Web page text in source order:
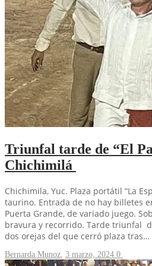
Triunfal tarde de “El
Chichimilá
Chichimila, Yuc. Plaza portátil “La
taurino. Entrada de no hay billetes
Puerta Grande, de variado juego.
bravura y recorrido. Tarde triunfal
dos orejas del que cerró plaza tras…
Bernarda Munoz 3 marzo, 2024 0